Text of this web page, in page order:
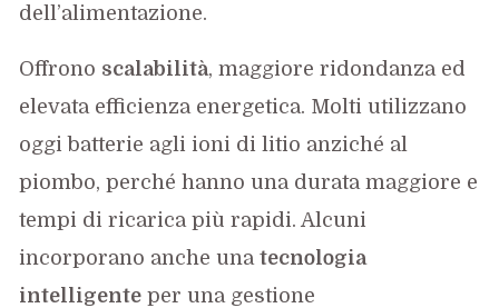
dell’alimentazione.
Offrono scalabilità, maggiore ridondanza ed
elevata efficienza energetica. Molti utilizzano
oggi batterie agli ioni di litio anziché al
piombo, perché hanno una durata maggiore e
tempi di ricarica più rapidi. Alcuni
incorporano anche unatecnologia
intelligente per una gestione